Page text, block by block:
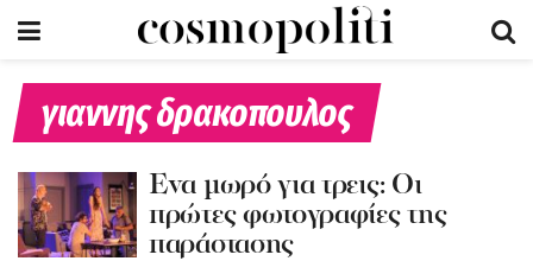
γιαννης δρακοπουλος
Ένα μωρό για τρεις: Οι
πρώτες φωτογραφίες της
παράστασης